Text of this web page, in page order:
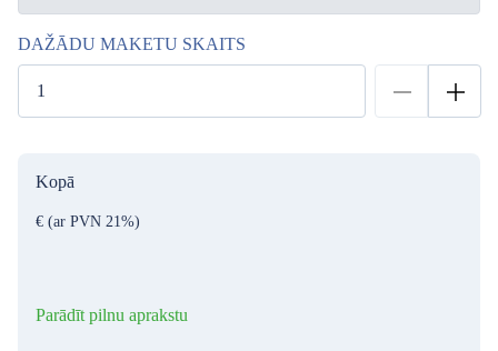
DAŽĀDU MAKETU SKAITS
Kopā
€ (ar PVN 21%)
Parādīt pilnu aprakstu